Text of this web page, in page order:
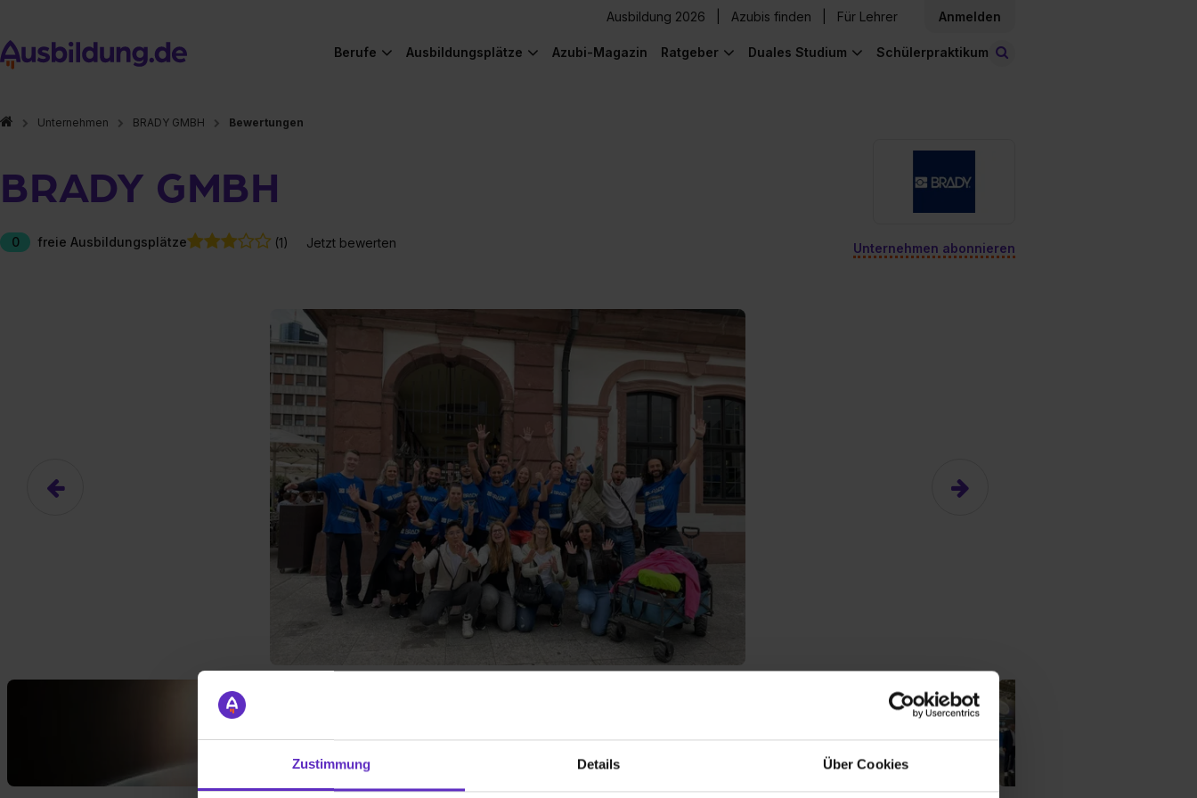
Zustimmung Details Über Cookies
Ausbildung 2026 Azubis finden Für Lehrer Anmelden
Berufe Ausbildungsplätze Azubi-Magazin Ratgeber Duales Studium Schülerpraktikum
Unternehmen BRADY GMBH Bewertungen
BRADY GMBH
0 freie Ausbildungsplätze (1) Jetzt bewerten Unternehmen abonnieren
Hier gibt es (eigentlich) was Cooles zu sehen!
Das hier ist ein Platzhalter für Video-Content von YouTube. Neugierig? Dann schalte die Inhalte jetzt
Ja, ich erlaube die externen Inhalte von YouTube.
Ich bin damit einverstanden, dass mir die externen Inhalte angezeigt werden. Personenbezogene Daten können
an Drittplattformen übermittelt werden. Mehr Infos gibt es in derDatenschutzerklärung.